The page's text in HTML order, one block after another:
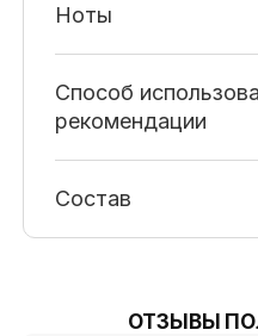
Ноты
Способ
рекомендации
Состав
ОТЗЫВЫ